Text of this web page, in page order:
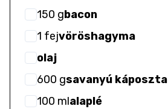
150 gbacon
1 fejvöröshagyma
olaj
600 gsavanyú káposzta
100 mlalaplé